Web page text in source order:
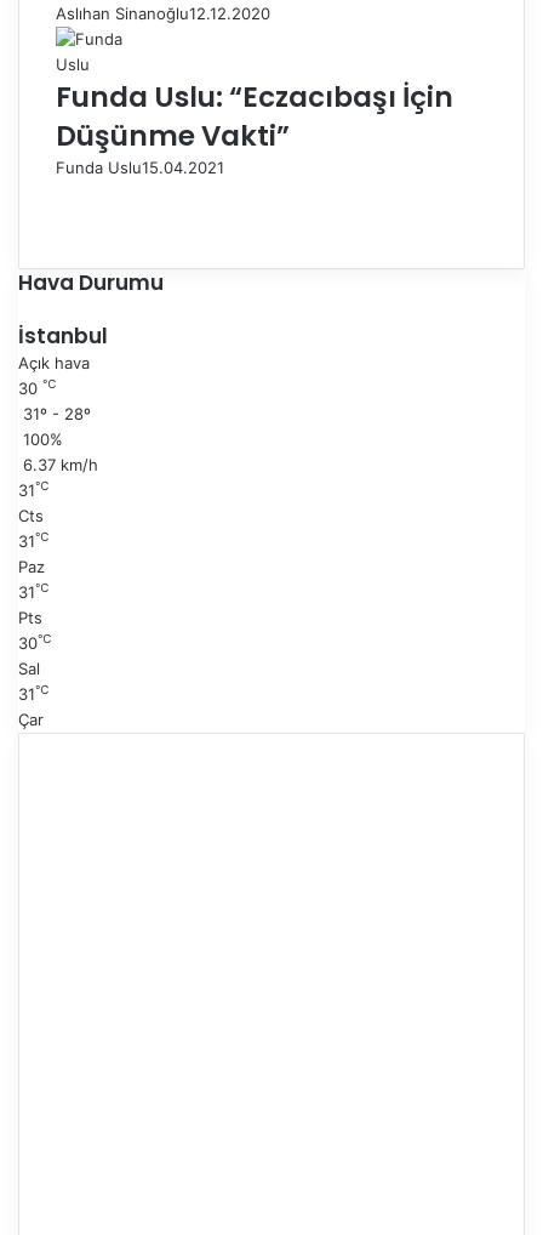
Aslıhan Sinanoğlu12.12.2020
Funda Uslu: “Eczacıbaşı İçin
Düşünme Vakti”
Funda Uslu15.04.2021
e
k
s
a
a
n
k
i
y
Hava Durumu
İstanbul
Açık hava
30 ℃
31º - 28º
100%
6.37 km/h
31℃
Cts
31℃
Paz
31℃
Pts
30℃
Sal
31℃
Çar